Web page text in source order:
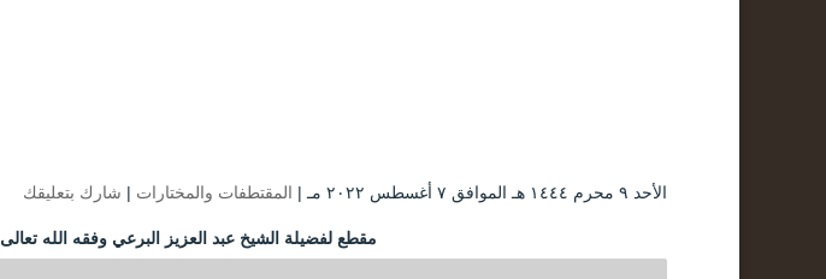
الأحد ۹ محرم ۱٤٤٤ هـ الموافق ۷ أغسطس ۲۰۲۲ مـ | المقتطفات والمختارات | شارك بتعليقك
مقطع لفضيلة الشيخ عبد العزيز البرعي وفقه الله تعالى